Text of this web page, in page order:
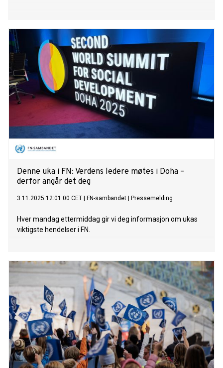
Denne uka i FN: Verdens ledere møtes i Doha –
derfor angår det deg
3.11.2025 12:01:00 CET FN-sambandet Pressemelding
Hver mandag ettermiddag gir vi deg informasjon om ukas
viktigste hendelser i FN.